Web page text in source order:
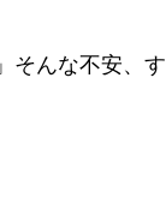
そんな不安、